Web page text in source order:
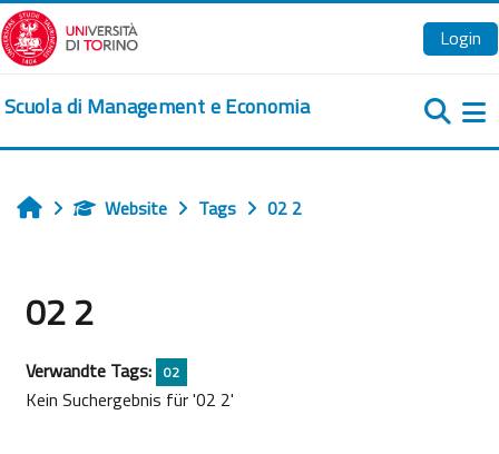
Zum Hauptinhalt
Login
Scuola di Management e Economia
Startseite
Website Tags 02 2
02 2
Verwandte Tags: 02
Kein Suchergebnis für '02 2'